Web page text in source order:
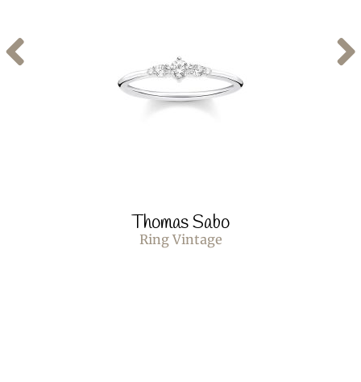
Thomas Sabo
Ring Vintage